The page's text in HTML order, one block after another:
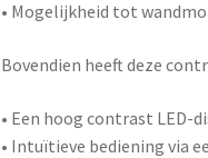
• Mogelijkheid tot
Bovendien heeft deze
• Een hoog contrast LED-
• Intuïtieve bediening via